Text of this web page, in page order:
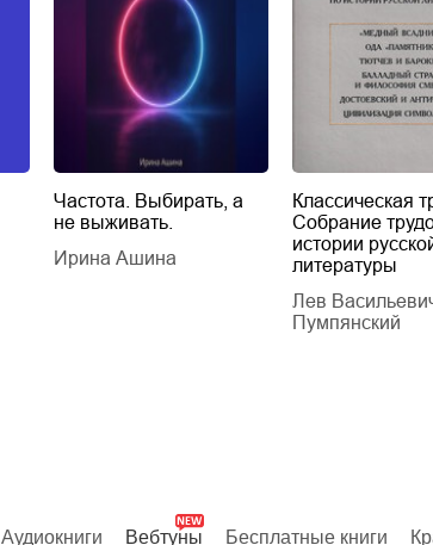
Частота. Выбирать, а
не выживать.
Ирина Ашина
Классическая
Собрание
истории
литературы
Лев
Пумпянский
Аудиокниги Вебтуны Бесплатные книги